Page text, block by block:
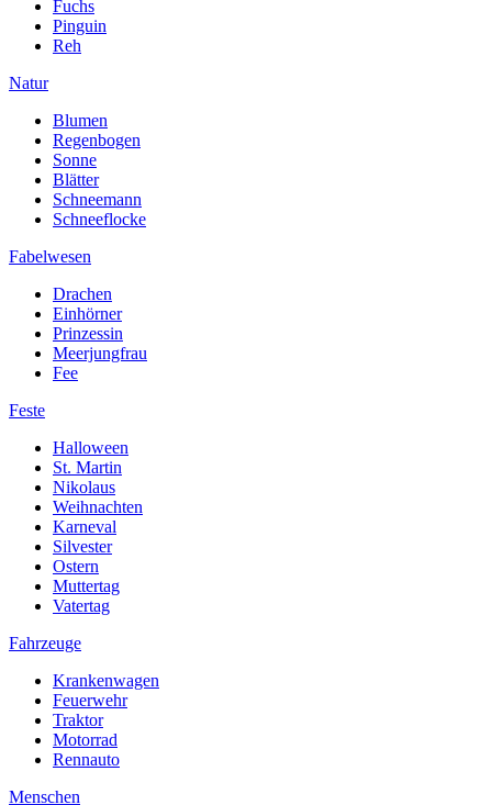
Fuchs
Pinguin
Reh
Natur
Blumen
Regenbogen
Sonne
Blätter
Schneemann
Schneeflocke
Fabelwesen
Drachen
Einhörner
Prinzessin
Meerjungfrau
Fee
Feste
Halloween
St. Martin
Nikolaus
Weihnachten
Karneval
Silvester
Ostern
Muttertag
Vatertag
Fahrzeuge
Krankenwagen
Feuerwehr
Traktor
Motorrad
Rennauto
Menschen